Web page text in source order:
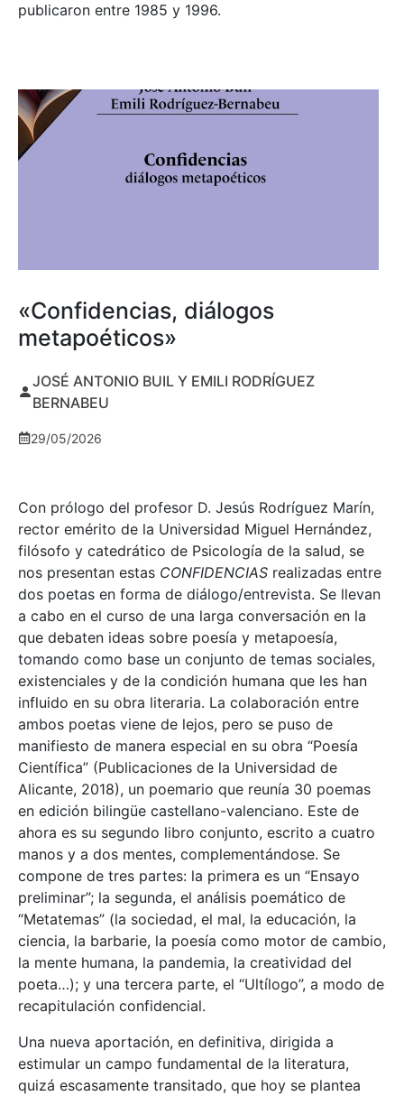
publicaron entre 1985 y 1996.
«Confidencias, diálogos
metapoéticos»
JOSÉ ANTONIO BUIL Y EMILI RODRÍGUEZ
BERNABEU
29/05/2026
Con prólogo del profesor D. Jesús Rodríguez Marín,
rector emérito de la Universidad Miguel Hernández,
filósofo y catedrático de Psicología de la salud, se
nos presentan estas CONFIDENCIAS realizadas entre
dos poetas en forma de diálogo/entrevista. Se llevan
a cabo en el curso de una larga conversación en la
que debaten ideas sobre poesía y metapoesía,
tomando como base un conjunto de temas sociales,
existenciales y de la condición humana que les han
influido en su obra literaria. La colaboración entre
ambos poetas viene de lejos, pero se puso de
manifiesto de manera especial en su obra “Poesía
Científica” (Publicaciones de la Universidad de
Alicante, 2018), un poemario que reunía 30 poemas
en edición bilingüe castellano-valenciano. Este de
ahora es su segundo libro conjunto, escrito a cuatro
manos y a dos mentes, complementándose. Se
compone de tres partes: la primera es un “Ensayo
preliminar”; la segunda, el análisis poemático de
“Metatemas” (la sociedad, el mal, la educación, la
ciencia, la barbarie, la poesía como motor de cambio,
la mente humana, la pandemia, la creatividad del
poeta…); y una tercera parte, el “Ultílogo”, a modo de
recapitulación confidencial.
Una nueva aportación, en definitiva, dirigida a
estimular un campo fundamental de la literatura,
quizá escasamente transitado, que hoy se plantea